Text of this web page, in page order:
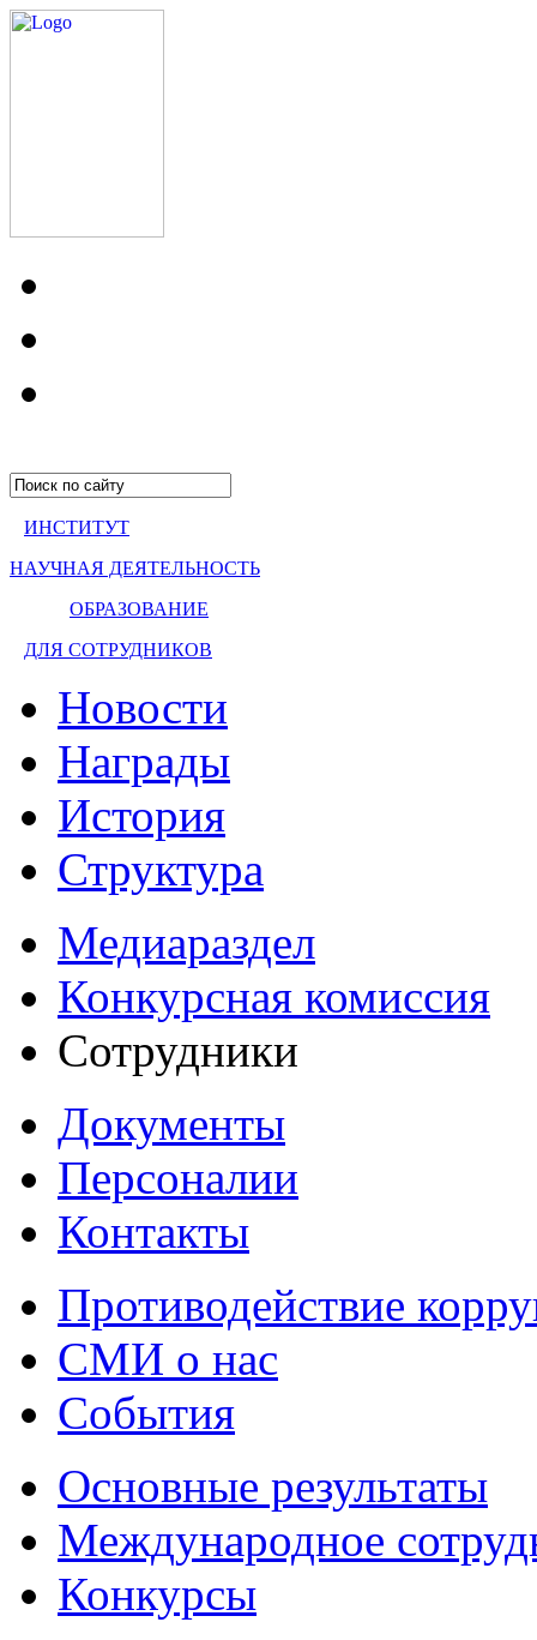
ИНСТИТУТ
НАУЧНАЯ ДЕЯТЕЛЬНОСТЬ
ОБРАЗОВАНИЕ
ДЛЯ СОТРУДНИКОВ
Новости
Награды
История
Структура
Медиараздел
Конкурсная комиссия
Сотрудники
Документы
Персоналии
Контакты
Противодействие
СМИ о нас
События
Основные результаты
Международное
Конкурсы